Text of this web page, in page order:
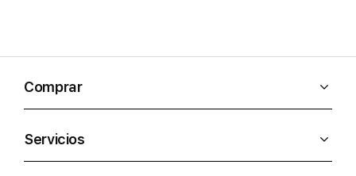
Comprar
Servicios